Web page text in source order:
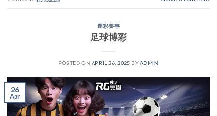
運彩賽事
足球博彩
POSTED ON APRIL 26, 2025 BY ADMIN
26
Apr